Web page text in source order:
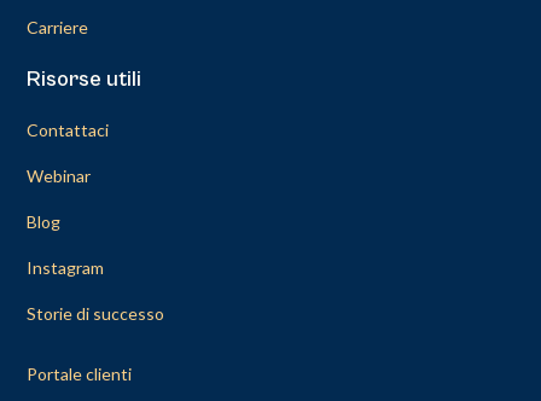
Carriere
Risorse utili
Contattaci
Webinar
Blog
Instagram
Storie di successo
Portale clienti